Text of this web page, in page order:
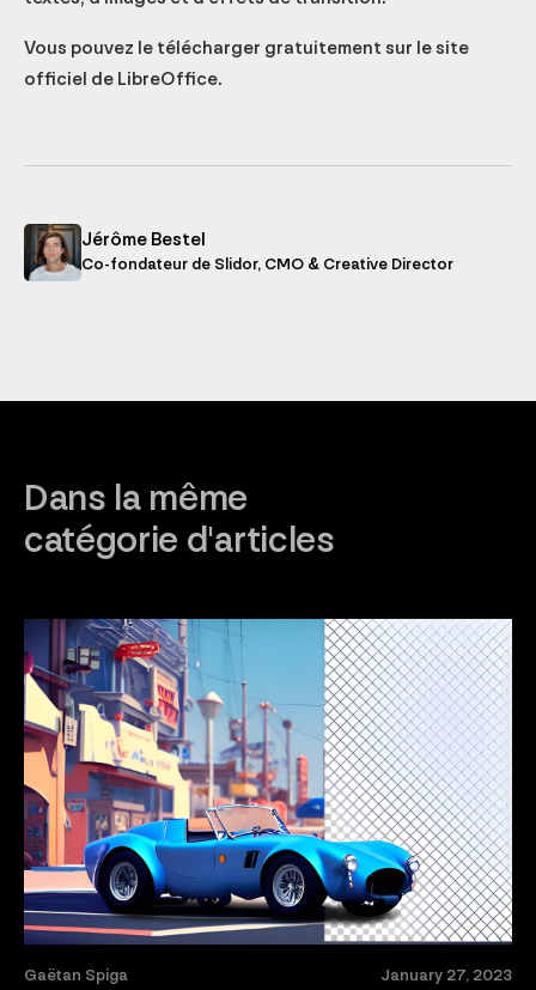
Vous pouvez le télécharger gratuitement sur le site
officiel de LibreOffice.
Jérôme Bestel
Co-fondateur de Slidor, CMO & Creative Director
Dans la même
catégorie d'articles
Gaëtan Spiga January 27, 2023